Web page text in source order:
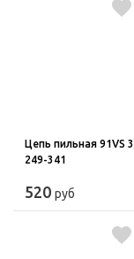
Цепь пильная 91VS
249-341
520 руб